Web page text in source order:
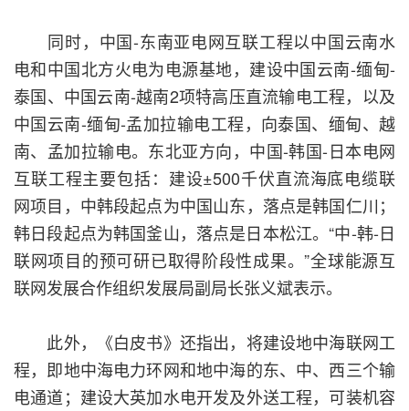
同时，中国-东南亚电网互联工程以中国云南水
电和中国北方火电为电源基地，建设中国云南-缅甸-
泰国、中国云南-越南2项特高压直流输电工程，以及
中国云南-缅甸-孟加拉输电工程，向泰国、缅甸、越
南、孟加拉输电。东北亚方向，中国-韩国-日本电网
互联工程主要包括：建设±500千伏直流海底电缆联
网项目，中韩段起点为中国山东，落点是韩国仁川；
韩日段起点为韩国釜山，落点是日本松江。“中-韩-日
联网项目的预可研已取得阶段性成果。”全球能源互
联网发展合作组织发展局副局长张义斌表示。
此外，《白皮书》还指出，将建设地中海联网工
程，即地中海电力环网和地中海的东、中、西三个输
电通道；建设大英加水电开发及外送工程，可装机容